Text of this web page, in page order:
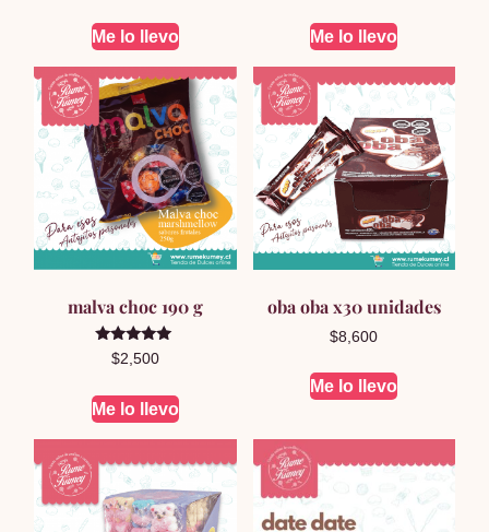
Me lo llevo Me lo llevo
malva choc 190 g
Valorado en
5.00
$2,500
Me lo llevo
oba oba x30 unidades
$8,600
Me lo llevo